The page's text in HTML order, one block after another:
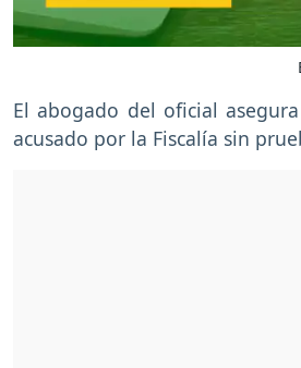
El abogado del oficial
acusado por la Fiscalía sin